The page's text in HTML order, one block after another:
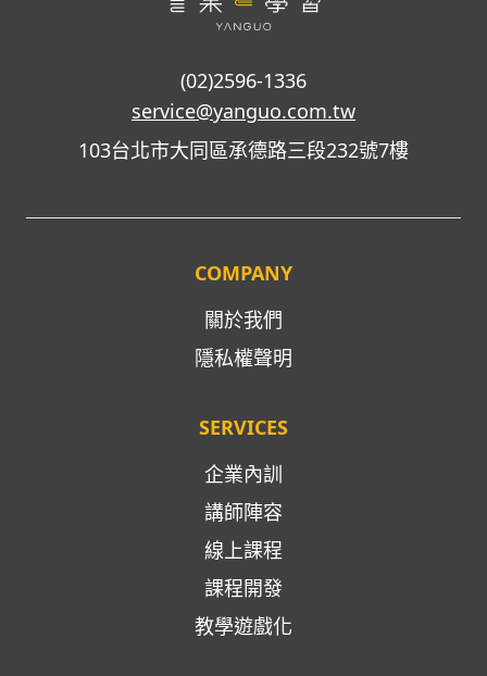
(02)2596-1336
service@yanguo.com.tw
103台北市大同區承德路三段232號7樓
COMPANY
關於我們
隱私權聲明
SERVICES
企業內訓
講師陣容
線上課程
課程開發
教學遊戲化